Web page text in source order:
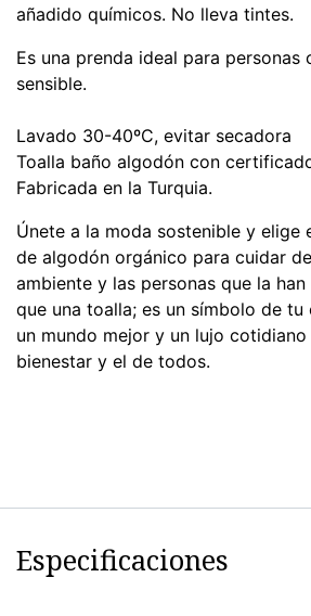
añadido químicos. No lleva tintes.
Es una prenda ideal para personas
sensible.
Lavado 30-40ºC, evitar secadora
Toalla baño algodón con
Fabricada en la Turquia.
Únete a la moda sostenible y elige
de algodón orgánico para cuidar
ambiente y las personas que la
que una toalla; es un símbolo de
un mundo mejor y un lujo
bienestar y el de todos.
Especificaciones